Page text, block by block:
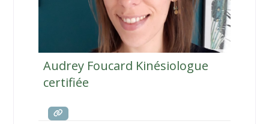
Audrey Foucard Kinésiologue
certifiée